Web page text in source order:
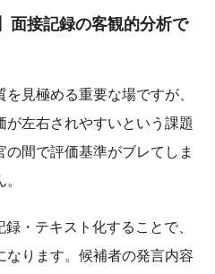
面接記録の客観的分析で
見極める重要な場ですが、
左右されやすいという課題
間で評価基準がブレてしま
・テキスト化することで、
なります。候補者の発言内容